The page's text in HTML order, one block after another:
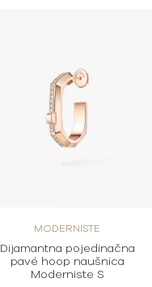
MODERNISTE
Dijamantna pojedinačna
pavé hoop naušnica
Moderniste S